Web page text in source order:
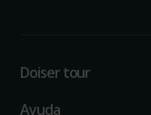
Doiser tour
Ayuda